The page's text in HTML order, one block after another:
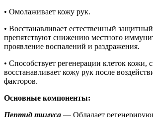
• Омолаживает кожу рук.
• Восстанавливает естественный
препятствуют снижению местного
проявление воспалений и раздражения.
• Способствует регенерации клеток кожи,
восстанавливает кожу рук после
факторов.
Основные компоненты:
Пептид тимуса — Обладает